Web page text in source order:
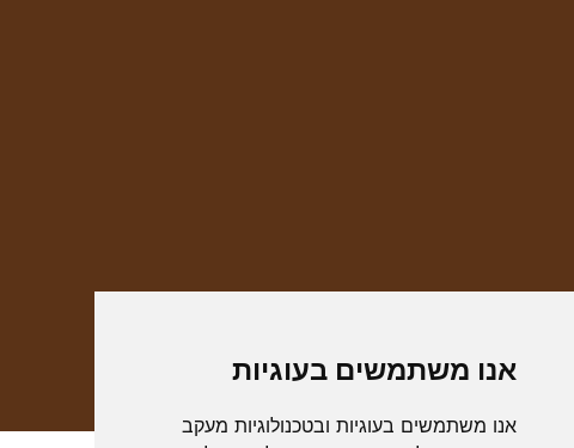
אנו משתמשים בעוגיות
אנו משתמשים בעוגיות ובטכנולוגיות מעקב